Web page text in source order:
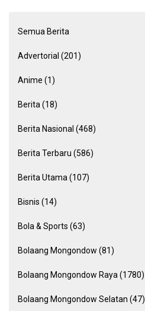
Semua Berita
Advertorial (201)
Anime (1)
Berita (18)
Berita Nasional (468)
Berita Terbaru (586)
Berita Utama (107)
Bisnis (14)
Bola & Sports (63)
Bolaang Mongondow (81)
Bolaang Mongondow Raya (1780)
Bolaang Mongondow Selatan (47)